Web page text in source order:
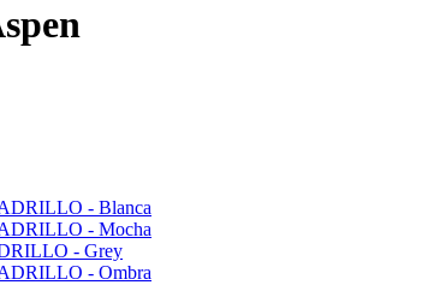
- Blanca
- Mocha
- Grey
- Ombra